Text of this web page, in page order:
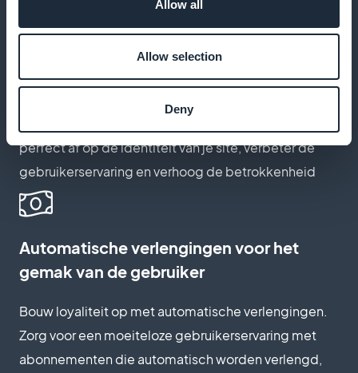
Allow all
Allow selection
Deny
Gepersonaliseerde abonnementspaden
perfect af op de identiteit van je site, verbeter de
gebruikerservaring en verhoog de betrokkenheid
Automatische verlengingen voor het
gemak van de gebruiker
Bouw loyaliteit op met automatische verlengingen.
Zorg voor een moeiteloze gebruikerservaring met
abonnementen die automatisch worden verlengd,